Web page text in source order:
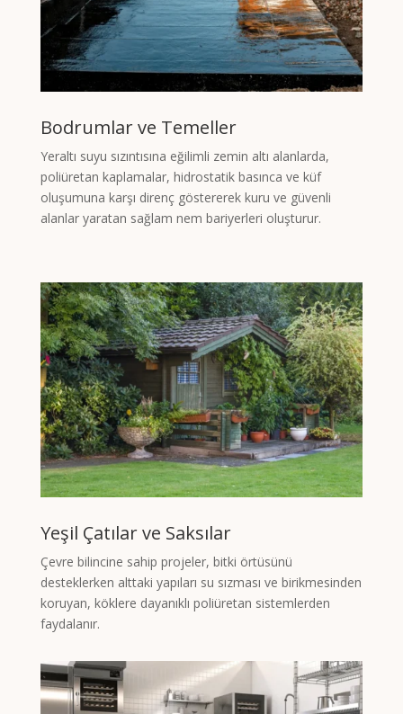
Bodrumlar ve Temeller
Yeraltı suyu sızıntısına eğilimli zemin altı alanlarda,
poliüretan kaplamalar, hidrostatik basınca ve küf
oluşumuna karşı direnç göstererek kuru ve güvenli
alanlar yaratan sağlam nem bariyerleri oluşturur.
Yeşil Çatılar ve Saksılar
Çevre bilincine sahip projeler, bitki örtüsünü
desteklerken alttaki yapıları su sızması ve birikmesinden
koruyan, köklere dayanıklı poliüretan sistemlerden
faydalanır.